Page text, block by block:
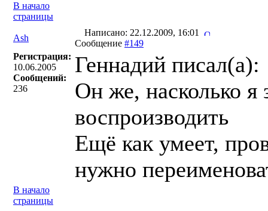
В начало
страницы
Ash
Написано: 22.12.2009, 16:01
Сообщение #149
Регистрация:
10.06.2005
Сообщений:
236
Геннадий писал(a):
Он же, насколько
воспроизводить
Ещё как умеет,
нужно
В начало
страницы